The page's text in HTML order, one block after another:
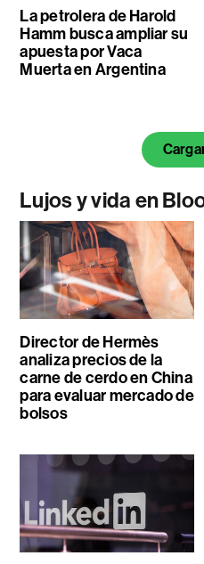
La petrolera de Harold
Hamm busca ampliar su
apuesta por Vaca
Muerta en Argentina
Lujos y vida en
Director de Hermès
analiza precios de la
carne de cerdo en China
para evaluar mercado de
bolsos